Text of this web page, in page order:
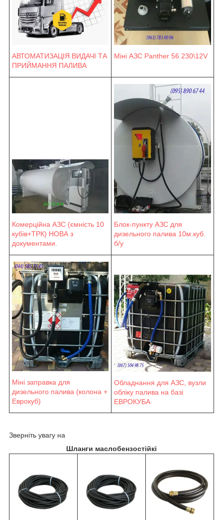
АВТОМАТИЗАЦІЯ ВИДАЧІ ТА
ПРИЙМАННЯ ПАЛИВА
Міні АЗС Panther 56 230\12V
Комерційна АЗС (ємність 10
кубів+ТРК) НОВА з
документами.
Блок-пункту АЗС для
дизельного палива 10м.куб.
б/у
Міні заправка для
дизельного палива (колона +
Еврокуб)
Обладнання для АЗС, вузли
обліку палива на базі
ЕВРОКУБА
Зверніть увагу на
Шланги маслобензостійкі